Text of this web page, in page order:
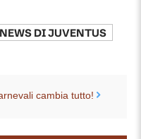
DIJUVENTUS
cambia tutto!